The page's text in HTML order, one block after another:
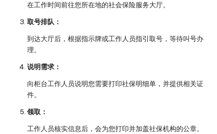
在工作时间前往您所在地的社会保险服务大厅。
取号排队：
到达大厅后，根据指示牌或工作人员指引取号，等待叫号办
理。
说明需求：
向柜台工作人员说明您需要打印社保明细单，并提供相关证
件。
领取：
工作人员核实信息后，会为您打印并加盖社保机构的公章。